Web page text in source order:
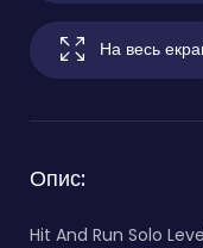
На весь
Опис:
Hit And Run Solo